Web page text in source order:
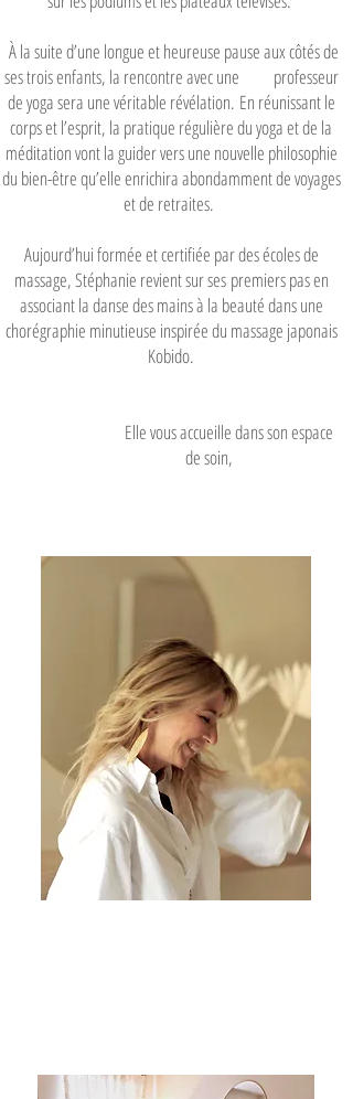
À la suite d’une longue et heureuse pause aux côtés de
ses trois enfants, la rencontre avec une professeur
de yoga sera une véritable révélation. En réunissant le
corps et l’esprit, la pratique régulière du yoga et de la
méditation vont la guider vers une nouvelle philosophie
du bien-être qu’elle enrichira abondamment de voyages
et de retraites.
Aujourd’hui formée et certifiée par des écoles de
massage, Stéphanie revient sur ses premiers pas en
associant la danse des mains à la beauté dans une
chorégraphie minutieuse inspirée du massage japonais
Kobido.
Elle vous accueille dans son espace
de soin,